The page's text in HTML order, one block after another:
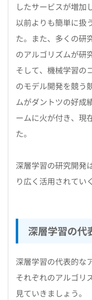
したサービスが増加
以前よりも簡単に扱
た。また、多くの研
のアルゴリズムが研
そして、機械学習の
のモデル開発を競う
ムがダントツの好成
ームに火が付き、現
た。
深層学習の研究開発
り広く活用されてい
深層学習の代
深層学習の代表的な
それぞれのアルゴリ
見ていきましょう。